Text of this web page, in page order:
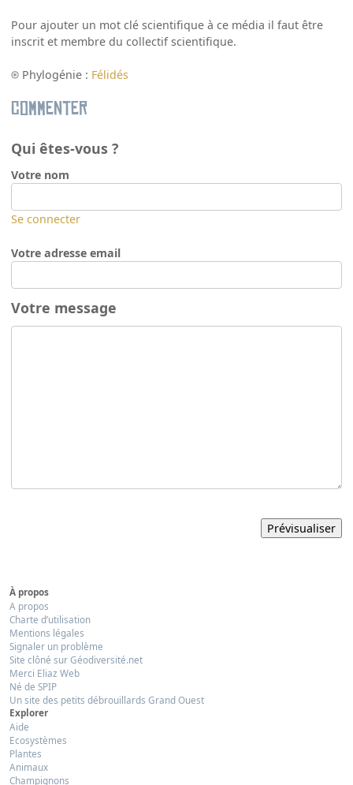
Pour ajouter un mot clé scientifique à ce média il faut être
inscrit et membre du collectif scientifique.
Phylogénie : Félidés
Commenter
Qui êtes-vous ?
Votre nom
Se connecter
Votre adresse email
Votre message
À propos
A propos
Charte d’utilisation
Mentions légales
Signaler un problème
Site clôné sur Géodiversité.net
Merci Eliaz Web
Né de SPIP
Un site des petits débrouillards Grand Ouest
Explorer
Aide
Ecosystèmes
Plantes
Animaux
Champignons